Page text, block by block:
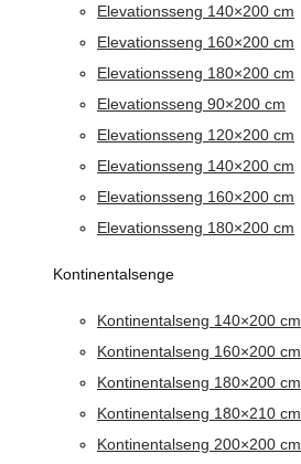
Elevationsseng 140×200 cm
Elevationsseng 160×200 cm
Elevationsseng 180×200 cm
Elevationsseng 90×200 cm
Elevationsseng 120×200 cm
Elevationsseng 140×200 cm
Elevationsseng 160×200 cm
Elevationsseng 180×200 cm
Kontinentalsenge
Kontinentalseng 140×200 cm
Kontinentalseng 160×200 cm
Kontinentalseng 180×200 cm
Kontinentalseng 180×210 cm
Kontinentalseng 200×200 cm